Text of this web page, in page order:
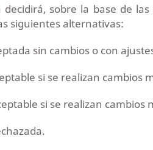
sobre la base de
siguientes alternativas:
sin cambios o con
si se realizan cambios
si se realizan cambios